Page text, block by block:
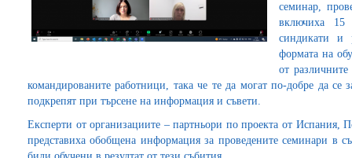
семинар,
включиха 15
синдикати и
формата на
от
командированите работници, така че те да могат по-добре да се
подкрепят при търсене на информация и съвети.
Експерти от организациите – партньори по проекта от
представиха обобщена информация за проведените семинари в